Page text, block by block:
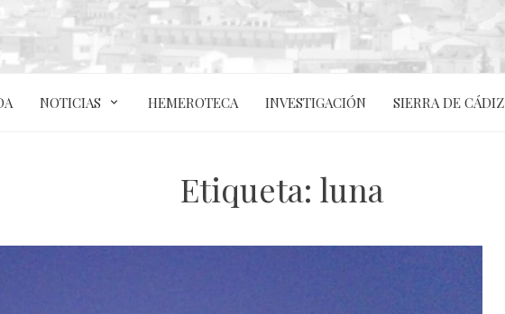
NOTICIAS HEMEROTECA INVESTIGACIÓN SIERRA DE CÁDIZ
Etiqueta: luna